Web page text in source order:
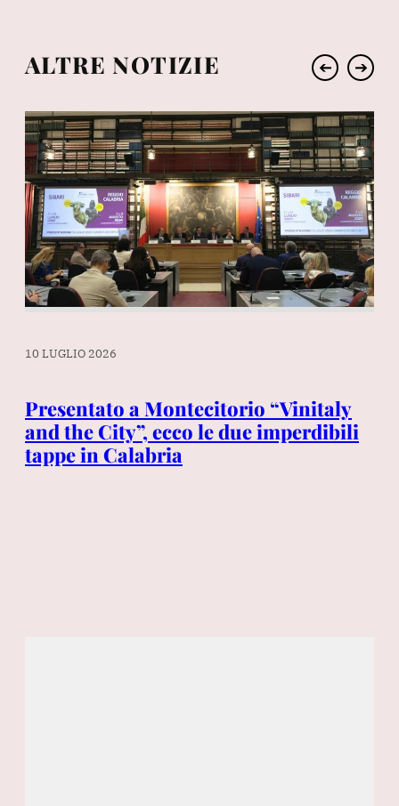
ALTRE NOTIZIE ➔ ➔
10 LUGLIO 2026
Presentato a Montecitorio “Vinitaly
and the City”, ecco le due imperdibili
tappe in Calabria